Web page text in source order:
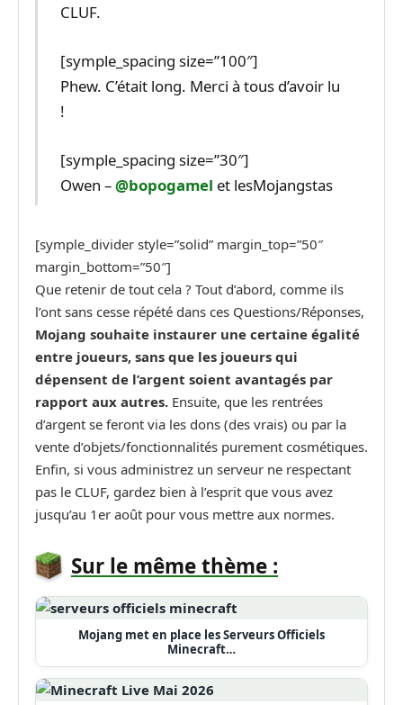
CLUF.
[symple_spacing size=”100″]
Phew. C’était long. Merci à tous d’avoir lu
!
[symple_spacing size=”30″]
Owen –@bopogamel et lesMojangstas
[symple_divider style=”solid” margin_top=”50″
margin_bottom=”50″]
Que retenir de tout cela ? Tout d’abord, comme ils
l’ont sans cesse répété dans ces Questions/Réponses,
Mojang souhaite instaurer une certaine égalité
entre joueurs, sans que les joueurs qui
dépensent de l’argent soient avantagés par
rapport aux autres. Ensuite, que les rentrées
d’argent se feront via les dons (des vrais) ou par la
vente d’objets/fonctionnalités purement cosmétiques.
Enfin, si vous administrez un serveur ne respectant
pas le CLUF, gardez bien à l’esprit que vous avez
jusqu’au 1er août pour vous mettre aux normes.
Sur le même thème :
Mojang met en place les Serveurs Officiels
Minecraft…